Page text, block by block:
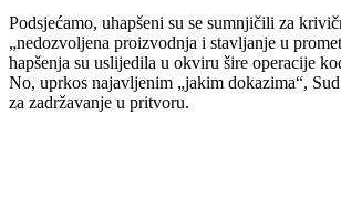
Podsjećamo, uhapšeni su se sumnjičili za
„nedozvoljena proizvodnja i stavljanje u
hapšenja su uslijedila u okviru šire operacije
No, uprkos najavljenim „jakim dokazima“,
za zadržavanje u pritvoru.